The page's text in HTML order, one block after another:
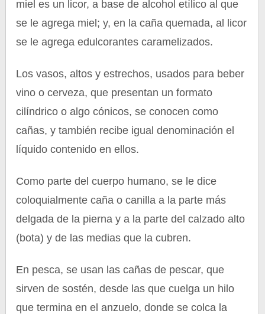
miel es un licor, a base de alcohol etílico al que
se le agrega miel; y, en la caña quemada, al licor
se le agrega edulcorantes caramelizados.
Los vasos, altos y estrechos, usados para beber
vino o cerveza, que presentan un formato
cilíndrico o algo cónicos, se conocen como
cañas, y también recibe igual denominación el
líquido contenido en ellos.
Como parte del cuerpo humano, se le dice
coloquialmente caña o canilla a la parte más
delgada de la pierna y a la parte del calzado alto
(bota) y de las medias que la cubren.
En pesca, se usan las cañas de pescar, que
sirven de sostén, desde las que cuelga un hilo
que termina en el anzuelo, donde se colca la